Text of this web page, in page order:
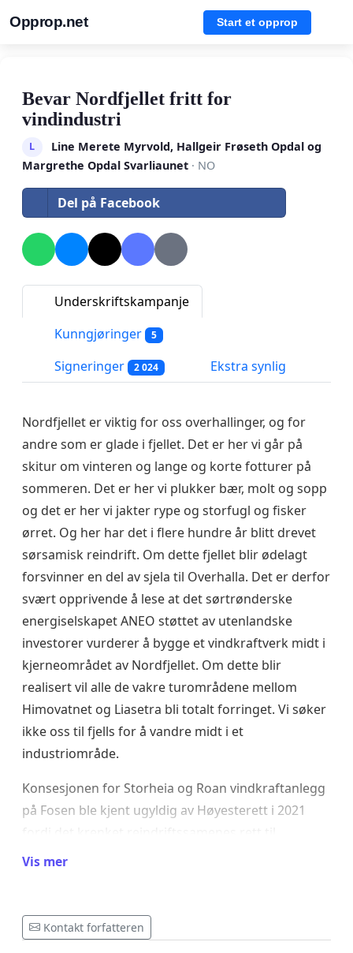
Opprop.net Start et opprop
Bevar Nordfjellet fritt for
vindindustri
L
Line Merete Myrvold, Hallgeir Frøseth Opdal og
Margrethe Opdal Svarliaunet · NO
Del på Facebook
Underskriftskampanje
Kunngjøringer
5
Signeringer 2 024 Ekstra synlig
Nordfjellet er viktig for oss overhallinger, og for
andre som er glade i fjellet. Det er her vi går på
skitur om vinteren og lange og korte fotturer på
sommeren. Det er her vi plukker bær, molt og sopp
og det er her vi jakter rype og storfugl og fisker
ørret. Og her har det i flere hundre år blitt drevet
sørsamisk reindrift. Om dette fjellet blir ødelagt
forsvinner en del av sjela til Overhalla. Det er derfor
svært opprivende å lese at det sørtrønderske
energiselskapet ANEO støttet av utenlandske
investorer vurderer å bygge et vindkraftverk midt i
kjerneområdet av Nordfjellet. Om dette blir
realisert vil alle de vakre turområdene mellom
Himovatnet og Liasetra bli totalt forringet. Vi søker
ikke oss til fjells for å vandre midt i et
industriområde.
Konsesjonen for Storheia og Roan vindkraftanlegg
på Fosen ble kjent ugyldig av Høyesterett i 2021
kulturutøvelse etter ifølge FNs konvensjon om sivile
menneskerettighetsbrudd, ved å plassere et
vindkraftanlegg på Veglofjellet - midt i
Vis mer
Kontakt forfatteren